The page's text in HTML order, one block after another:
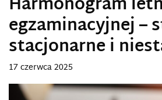
egzaminacyjnej –
stacjonarne i
17 czerwca 2025